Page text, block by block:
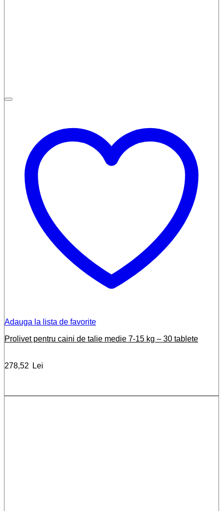
Adauga la lista de favorite
Prolivet pentru caini de talie medie 7-15 kg – 30 tablete
278,52 Lei